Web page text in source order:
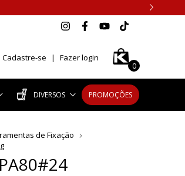
Cadastre-se | Fazer login
0
DIVERSOS PROMOÇÕES
de Fixação